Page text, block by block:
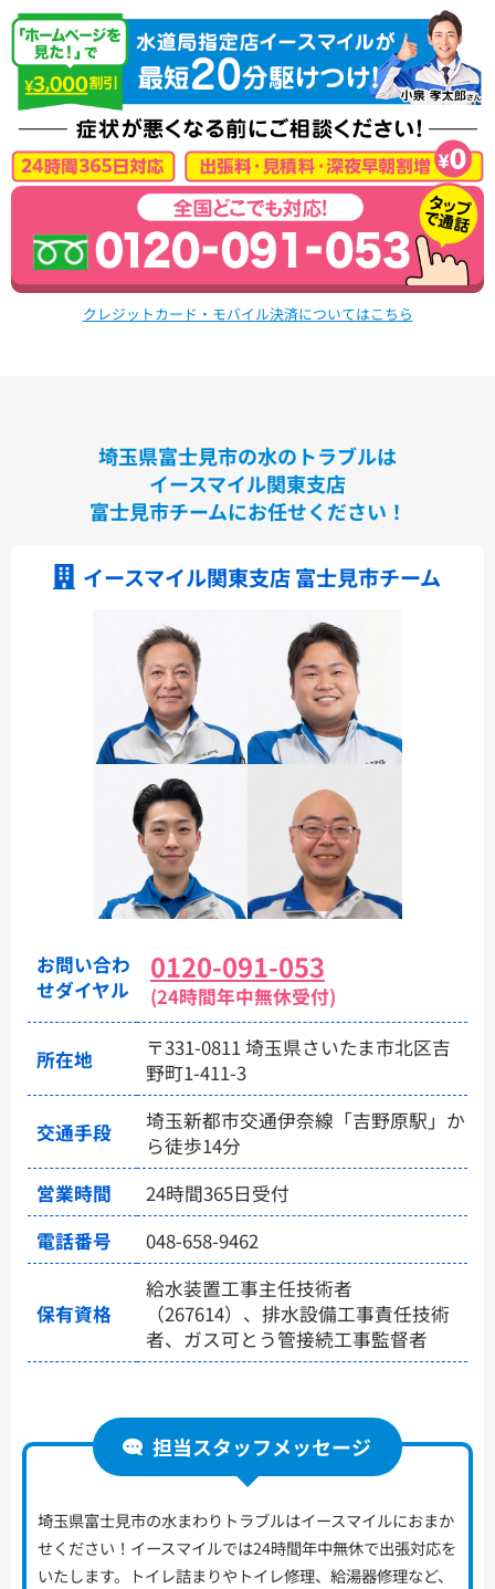
クレジットカード・モバイル決済についてはこちら
埼玉県富士見市の水のトラブルは
イースマイル関東支店
富士見市チームにお任せください！
イースマイル関東支店 富士見市チーム
お問い合わ
せダイヤル
0120-091-053
(24時間年中無休受付)
所在地
〒331-0811 埼玉県さいたま市北区吉
野町1-411-3
交通手段
埼玉新都市交通伊奈線「吉野原駅」か
ら徒歩14分
営業時間
24時間365日受付
電話番号
048-658-9462
保有資格
給水装置工事主任技術者
（267614）、排水設備工事責任技術
者、ガス可とう管接続工事監督者
担当スタッフメッセージ
埼玉県富士見市の水まわりトラブルはイースマイルにおまか
せください！イースマイルでは24時間年中無休で出張対応を
いたします。トイレ詰まりやトイレ修理、給湯器修理など、